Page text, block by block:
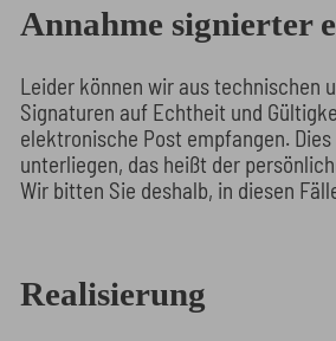
Annahme signierter
Leider können wir aus technischen
Signaturen auf Echtheit und
elektronische Post empfangen.
unterliegen, das heißt der
Wir bitten Sie deshalb, in diesen
Realisierung